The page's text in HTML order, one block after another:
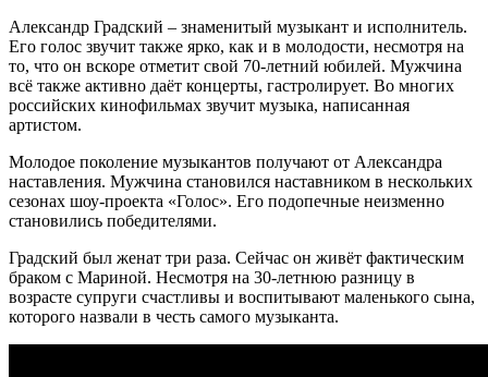
Александр Градский – знаменитый музыкант и исполнитель.
Его голос звучит также ярко, как и в молодости, несмотря на
то, что он вскоре отметит свой 70-летний юбилей. Мужчина
всё также активно даёт концерты, гастролирует. Во многих
российских кинофильмах звучит музыка, написанная
артистом.
Молодое поколение музыкантов получают от Александра
наставления. Мужчина становился наставником в нескольких
сезонах шоу-проекта «Голос». Его подопечные неизменно
становились победителями.
Градский был женат три раза. Сейчас он живёт фактическим
браком с Мариной. Несмотря на 30-летнюю разницу в
возрасте супруги счастливы и воспитывают маленького сына,
которого назвали в честь самого музыканта.